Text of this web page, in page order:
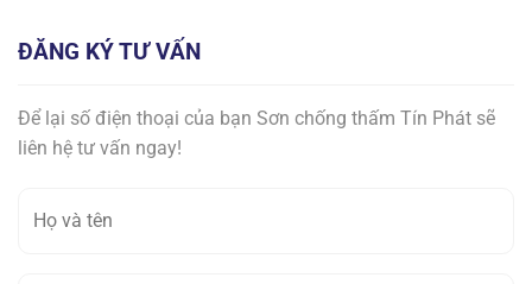
ĐĂNG KÝ TƯ VẤN
Để lại số điện thoại của bạn Sơn chống thấm Tín Phát sẽ
liên hệ tư vấn ngay!